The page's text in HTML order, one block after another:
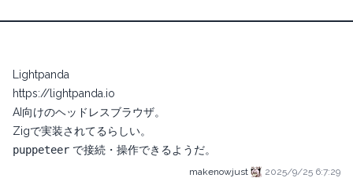
Lightpanda
https://lightpanda.io
AI向けのヘッドレスブラウザ。
Zigで実装されてるらしい。
puppeteer で接続・操作できるようだ。
makenowjust
2025/9/25 6:7:29